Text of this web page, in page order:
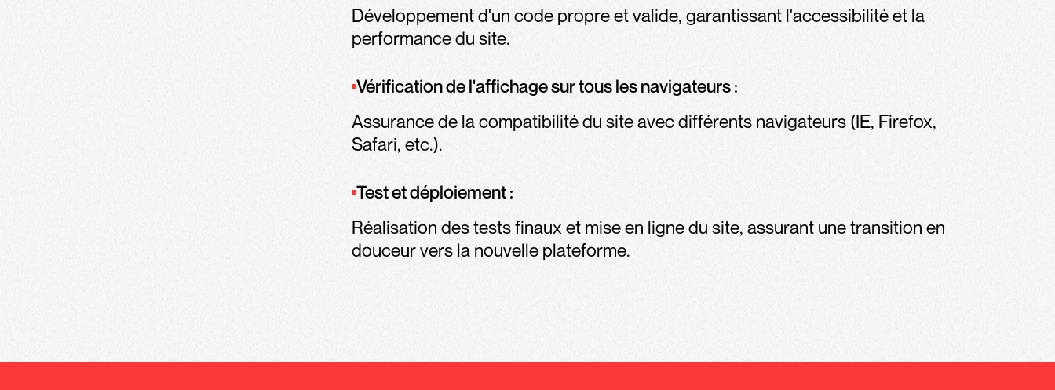
Développement d'un code propre et valide, garantissant l'accessibilité et la
performance du site.
Vérification de l'affichage sur tous les navigateurs :
Assurance de la compatibilité du site avec différents navigateurs (IE, Firefox,
Safari, etc.).
Test et déploiement :
Réalisation des tests finaux et mise en ligne du site, assurant une transition en
douceur vers la nouvelle plateforme.